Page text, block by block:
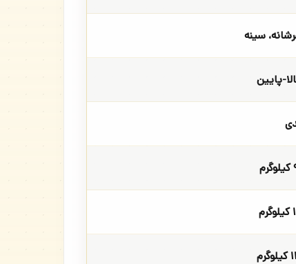
سینه
پایین